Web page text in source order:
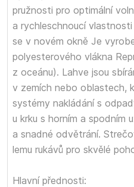
pružnosti pro optimální
a rychleschnoucí
se v novém okně Je
polyesterového vlákna
z oceánu). Lahve jsou
v zemích nebo oblastech,
systémy nakládání s
u krku s horním a spodním
a snadné odvětrání.
lemu rukávů pro skvělé
Hlavní přednosti: